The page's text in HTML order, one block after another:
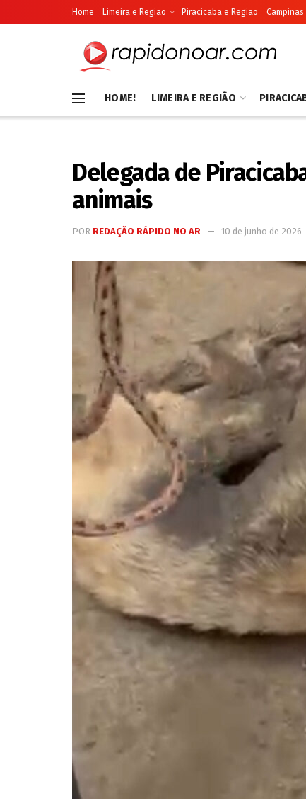
Home Limeira e Região Piracicaba e Região Campinas
HOME! LIMEIRA E REGIÃO
Delegada de
animais
POR REDAÇÃO RÁPIDO NO AR 10 de junho de 2026